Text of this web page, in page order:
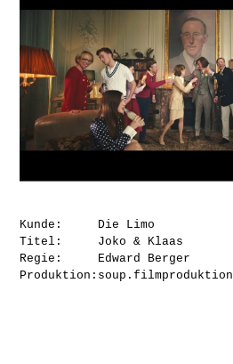
Kunde:
Die Limo
Titel:
Joko & Klaas
Regie:
Edward Berger
Produktion: soup.filmproduktion